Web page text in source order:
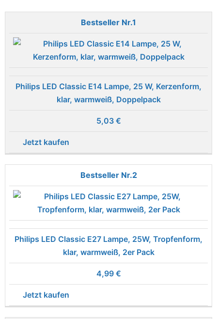
1
Philips LED Classic E14 Lampe, 25 W, Kerzenform,
klar, warmweiß, Doppelpack
5,03 €
Jetzt kaufen
2
Philips LED Classic E27 Lampe, 25W, Tropfenform,
klar, warmweiß, 2er Pack
4,99 €
Jetzt kaufen